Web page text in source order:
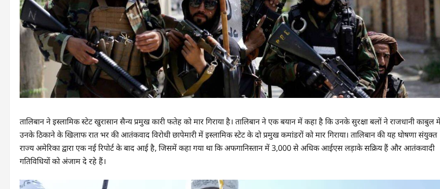
तालिबान ने इस्लामिक स्टेट खुरासान सैन्य प्रमुख कारी फतेह को मार गिराया है। तालिबान ने एक बयान में कहा है कि उनके सुरक्षा बलों ने राजधानी काबुल
उनके ठिकाने के खिलाफ रात भर की आतंकवाद विरोधी छापेमारी में इस्लामिक स्टेट के दो प्रमुख कमांडरों को मार गिराया। तालिबान की यह घोषणा संयुक्त
राज्य अमेरिका द्वारा एक नई रिपोर्ट के बाद आई है, जिसमें कहा गया था कि अफगानिस्तान में 3,000 से अधिक आईएस लड़ाके सक्रिय हैं और आतंकवादी
गतिविधियों को अंजाम दे रहे हैं।